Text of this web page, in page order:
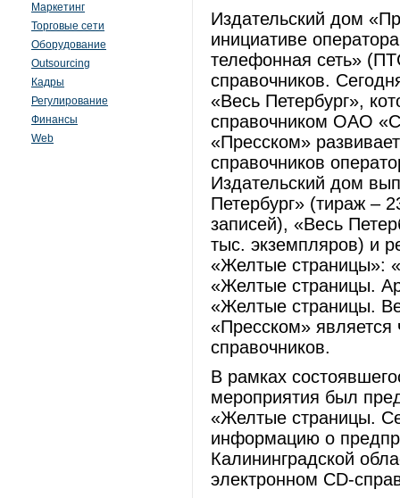
Маркетинг
Торговые сети
Оборудование
Outsourcing
Кадры
Регулирование
Финансы
Web
Издательский дом
инициативе
телефонная сеть»
справочников.
«Весь Петербург»,
справочником ОАО
«Пресском»
справочников
Издательский дом
Петербург» (тираж –
записей), «Весь
тыс. экземпляров) и
«Желтые страницы»:
«Желтые страницы.
«Желтые страницы.
«Пресском»
справочников.
В рамках
мероприятия был
«Желтые страницы.
информацию о
Калининградской
электронном CD-